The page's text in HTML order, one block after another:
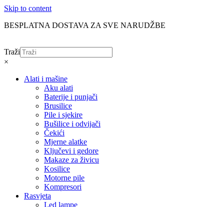
Skip to content
BESPLATNA DOSTAVA ZA SVE NARUDŽBE
Traži
×
Alati i mašine
Aku alati
Baterije i punjači
Brusilice
Pile i sjekire
Bušilice i odvijači
Čekići
Mjerne alatke
Ključevi i gedore
Makaze za živicu
Kosilice
Motorne pile
Kompresori
Rasvjeta
Led lampe